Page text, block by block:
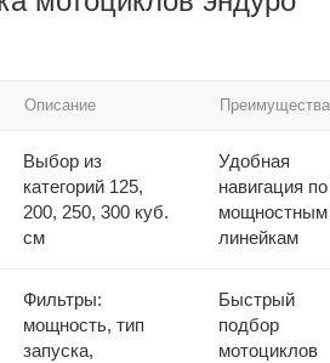
Описание Преимущества
Выбор из
категорий 125,
200, 250, 300 куб.
см
Удобная
навигация по
мощностным
линейкам
Фильтры:
мощность, тип
запуска,
Быстрый
подбор
мотоциклов